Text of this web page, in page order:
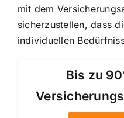
mit dem
sicherzustellen, dass
individuellen
Bis zu